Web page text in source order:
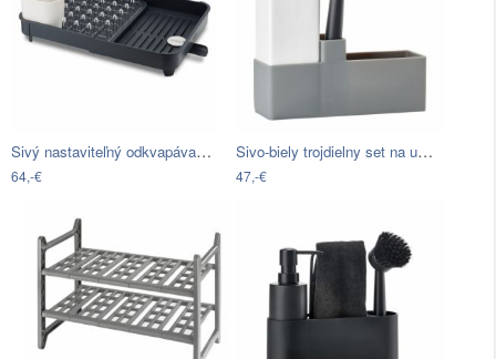
Sivý nastaviteľný odkvapávač Joseph…
64,-€
Sivo-biely trojdielny set na umývanie…
47,-€